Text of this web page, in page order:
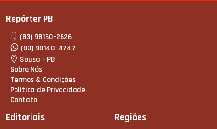
Repórter PB
(83) 98160-2626
(83) 98140-4747
Sousa - PB
Sobre Nós
Termos & Condições
Política de Privacidade
Contato
Editoriais Regiões